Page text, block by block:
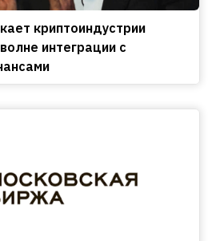
криптоиндустрии
интеграции с